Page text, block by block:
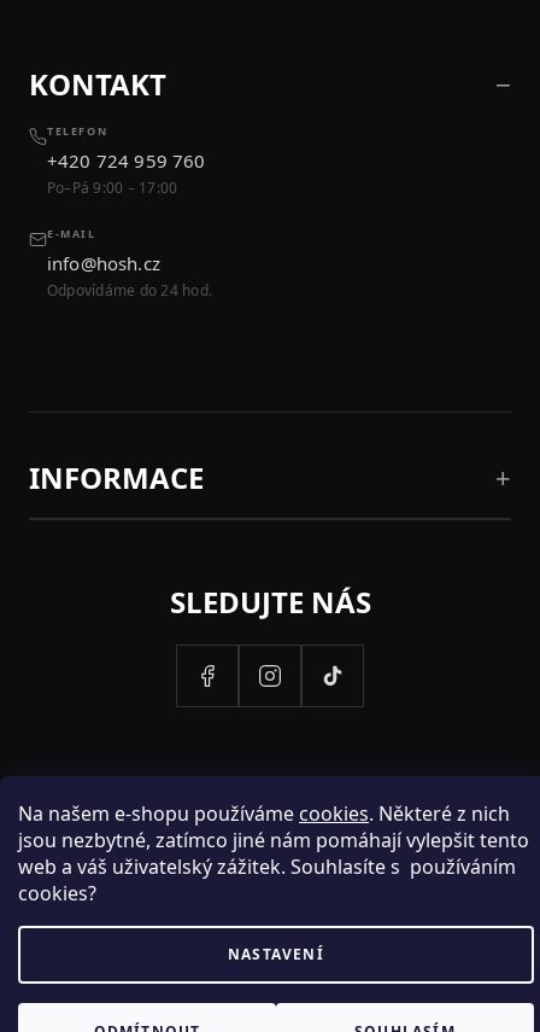
Na našem e-shopu používáme cookies. Některé z nich
jsou nezbytné, zatímco jiné nám pomáhají vylepšit tento
web a váš uživatelský zážitek. Souhlasíte s používáním
cookies?
NASTAVENÍ
KONTAKT
TELEFON
+420 724 959 760
Po–Pá 9:00 – 17:00
E-MAIL
info@hosh.cz
Odpovídáme do 24 hod.
INFORMACE
SLEDUJTE NÁS
PROVOZOVATELEM STRANEK HOSH.CZ JE SPOLECNOST PAK
FASHION S.R.O., IC: 25774701.